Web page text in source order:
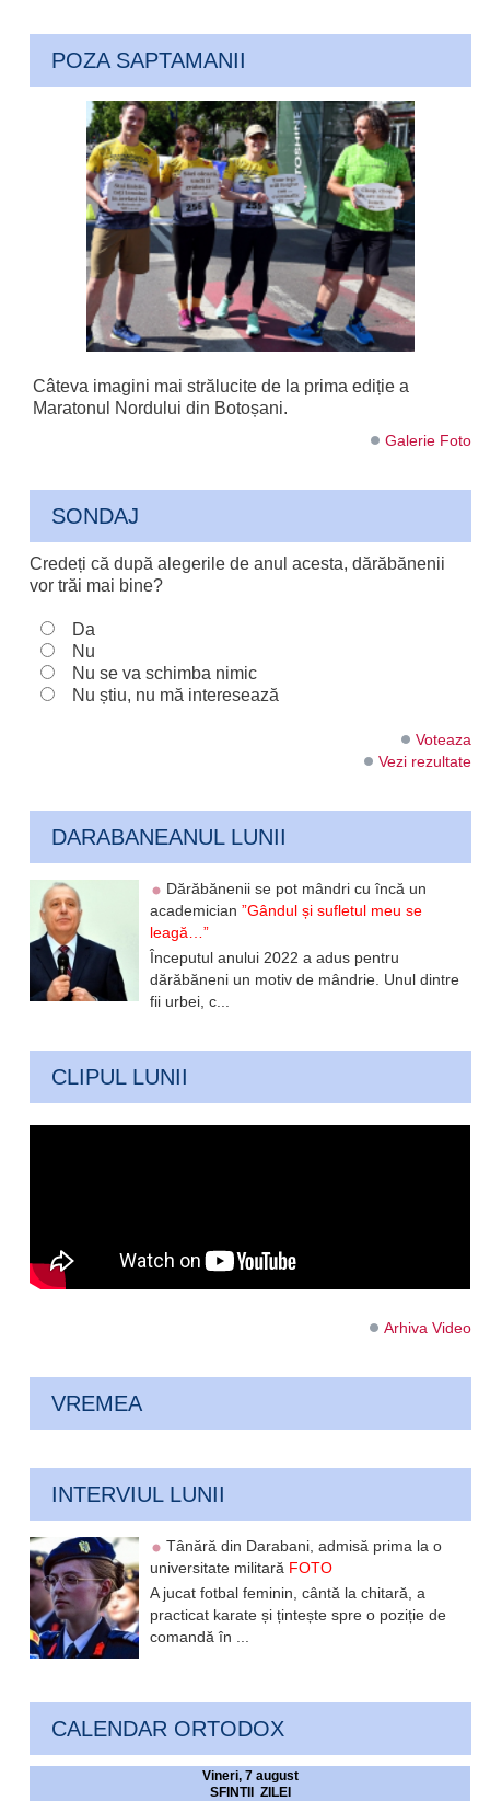
POZA SAPTAMANII
Câteva imagini mai strălucite de la prima ediție a
Maratonul Nordului din Botoșani.
Galerie Foto
SONDAJ
Credeți că după alegerile de anul acesta, dărăbănenii
vor trăi mai bine?
Da
Nu
Nu se va schimba nimic
Nu știu, nu mă interesează
Voteaza
Vezi rezultate
DARABANEANUL LUNII
Dărăbănenii se pot mândri cu încă un
academician”Gândul și sufletul meu se
leagă…”
Începutul anului 2022 a adus pentru
dărăbăneni un motiv de mândrie. Unul dintre
fii urbei, c...
CLIPUL LUNII
Arhiva Video
VREMEA
INTERVIUL LUNII
Tânără din Darabani, admisă prima la o
universitate militară FOTO
A jucat fotbal feminin, cântă la chitară, a
practicat karate și țintește spre o poziție de
comandă în ...
CALENDAR ORTODOX
Vineri, 7 august
SFINTII ZILEI